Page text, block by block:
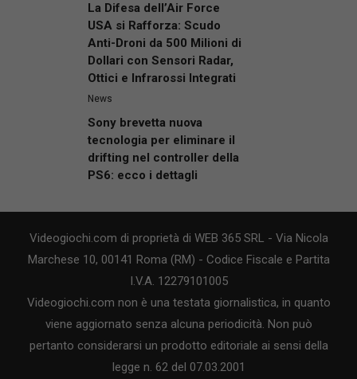
La Difesa dell’Air Force
USA si Rafforza: Scudo
Anti-Droni da 500 Milioni di
Dollari con Sensori Radar,
Ottici e Infrarossi Integrati
News
Sony brevetta nuova
tecnologia per eliminare il
drifting nel controller della
PS6: ecco i dettagli
Videogiochi.com di proprietà di WEB 365 SRL - Via Nicola
Marchese 10, 00141 Roma (RM) - Codice Fiscale e Partita
I.V.A. 12279101005
Videogiochi.com non è una testata giornalistica, in quanto
viene aggiornato senza alcuna periodicità. Non può
pertanto considerarsi un prodotto editoriale ai sensi della
legge n. 62 del 07.03.2001